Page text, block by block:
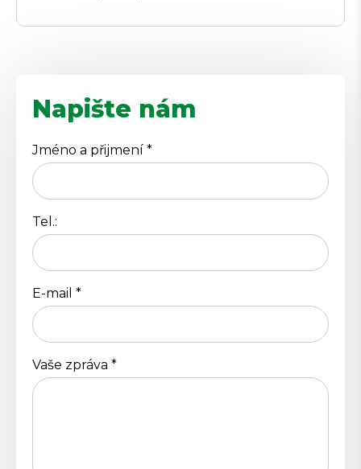
Napište nám
Jméno a přijmení *
Tel.:
E-mail *
Vaše zpráva *